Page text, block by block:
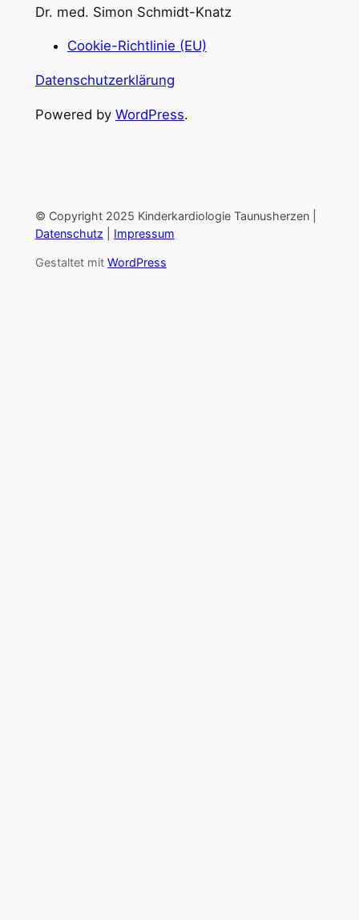
Dr. med. Simon Schmidt-Knatz
Cookie-Richtlinie (EU)
Datenschutzerklärung
Powered by WordPress.
© Copyright 2025 Kinderkardiologie Taunusherzen |
Datenschutz
Impressum
Gestaltet mit WordPress